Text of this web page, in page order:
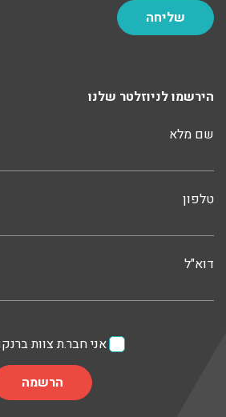
הירשמו לניוזלטר שלנו
שם מלא
טלפון
דוא"ל
אני חבר.ת צוות